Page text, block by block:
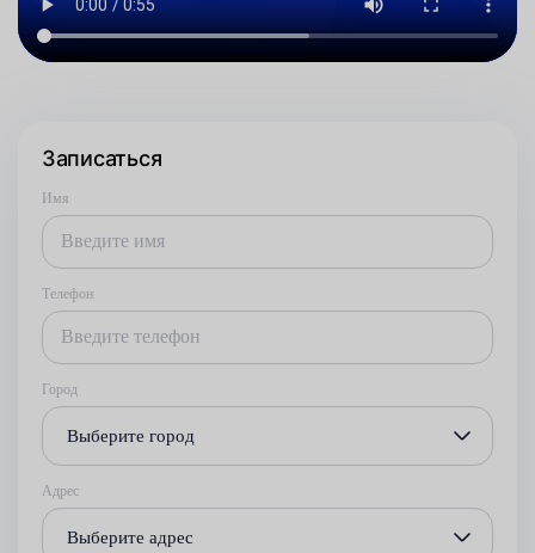
Записаться
Имя
Телефон
Город
Выберите город
Адрес
Выберите адрес